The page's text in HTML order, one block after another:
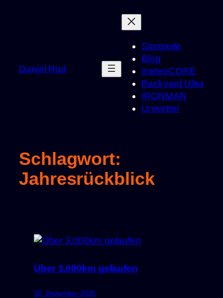
Daniel Rüd
Startseite
Blog
meteoCORE
Backyard Ultra
IRONMAN
Unwetter
Schlagwort:
Jahresrückblick
Über 3.000km gelaufen
30. Dezember 2025